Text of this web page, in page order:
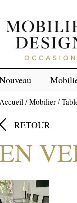
/Mobilier/
RETOUR